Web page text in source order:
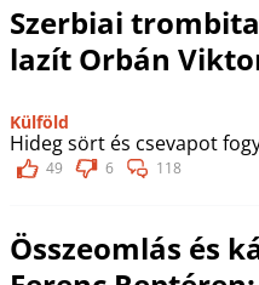
Szerbiai
lazít Orbán
Külföld
Hideg sört és csevapot
49 6 118
Összeomlás és